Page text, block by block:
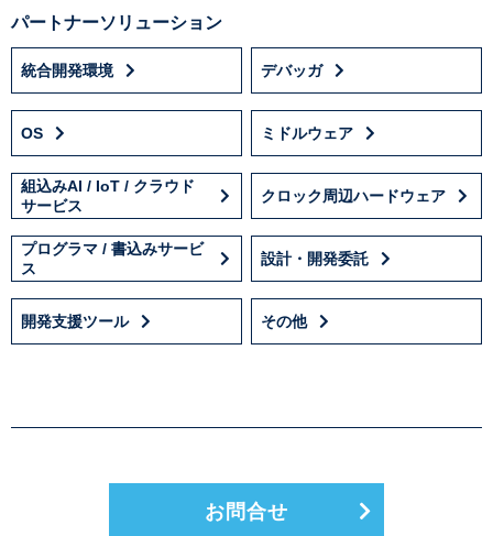
パートナーソリューション
統合開発環境 デバッガ
OS ミドルウェア
組込みAI / IoT / クラウド
サービス
クロック周辺ハードウェア
プログラマ / 書込みサービ
ス
設計・開発委託
開発支援ツール その他
お問合せ